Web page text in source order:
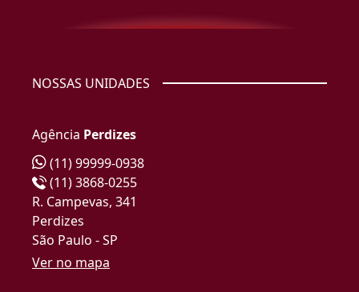
NOSSAS UNIDADES
Agência Perdizes
(11) 99999-0938
(11) 3868-0255
R. Campevas, 341
Perdizes
São Paulo - SP
Ver no mapa